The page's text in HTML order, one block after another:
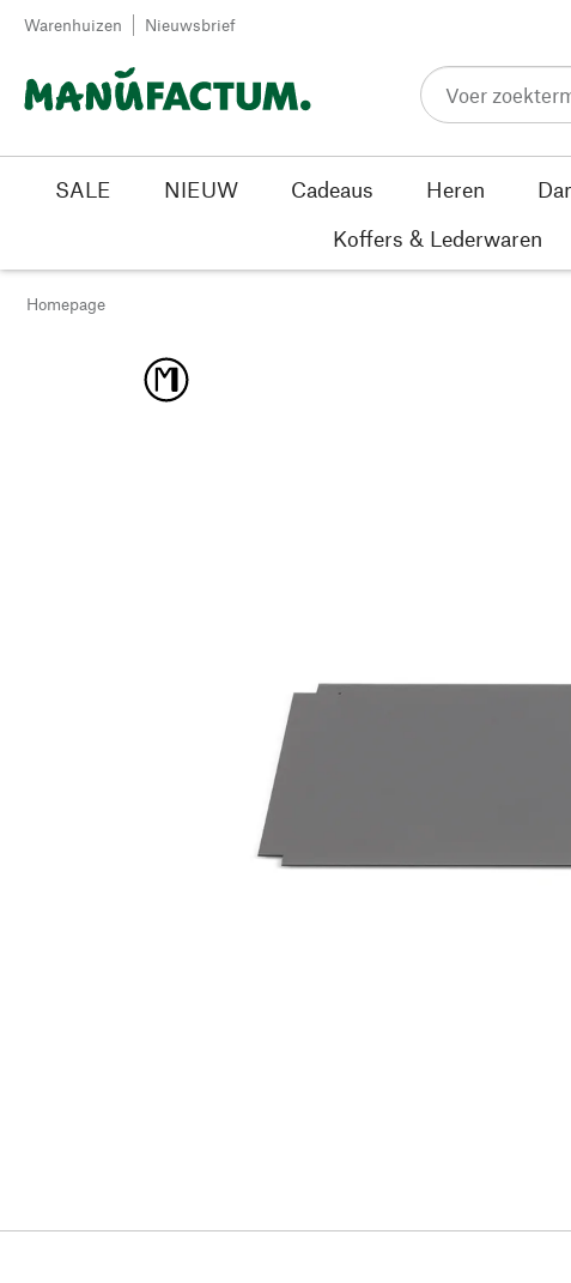
Passer au contenu
Warenhuizen Nieuwsbrief
SALE NIEUW Cadeaus Heren
Koffers & Lederwaren
Homepage